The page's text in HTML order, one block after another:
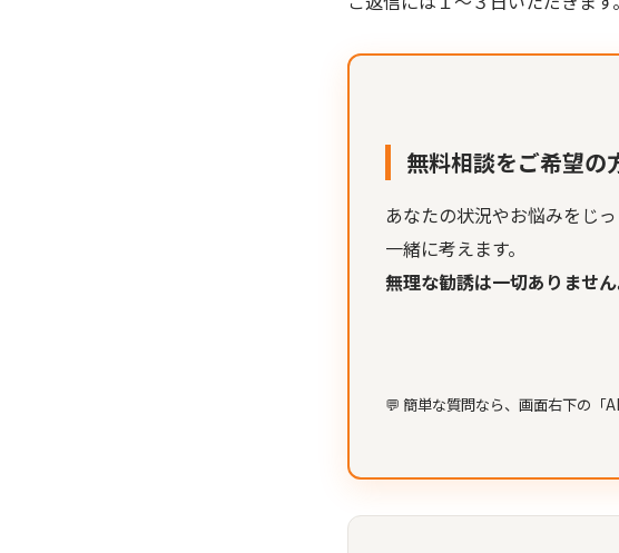
無料相談をご希望の
あなたの状況やお悩みをじ
一緒に考えます。
無理な勧誘は一切ありません
💬 簡単な質問なら、画面右下の「